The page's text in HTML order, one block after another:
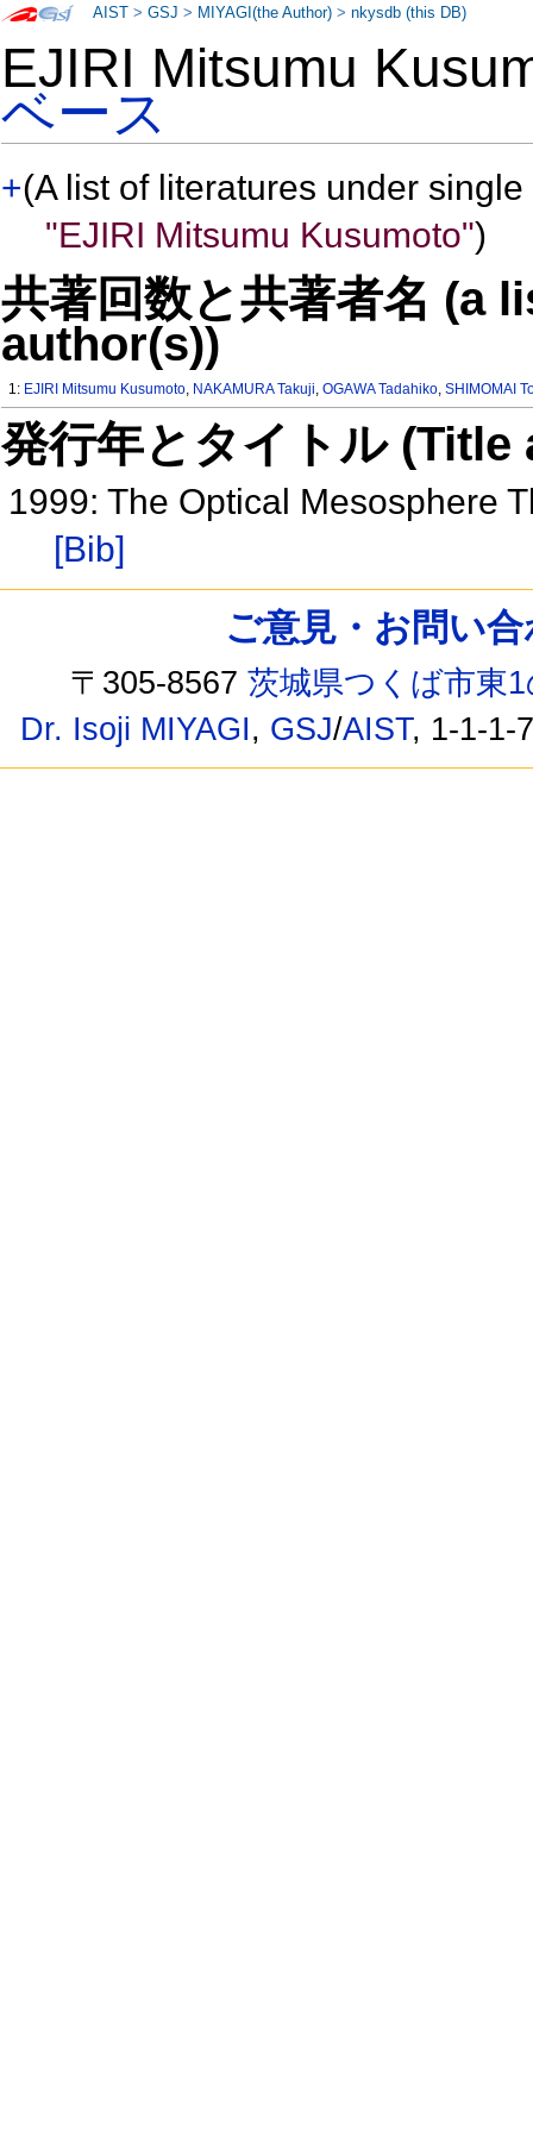
EJIRI Mitsumu
ベース
+(A list of literatures under
"EJIRI Mitsumu Kusumoto")
共著回数と共著者名 (a
author(s))
1: EJIRI Mitsumu Kusumoto, NAKAMURA Takuji,OGAWA Tadahiko,SHIMOMAI
発行年とタイトル
1999: The Optical Mesosphere
[Bib]
AIST >GSJ > MIYAGI(the Author) >nkysdb (this DB)
ご意見・お問い
〒305-8567茨城県つくば市東
Dr. Isoji MIYAGI, GSJ/AIST, 1-1-1-